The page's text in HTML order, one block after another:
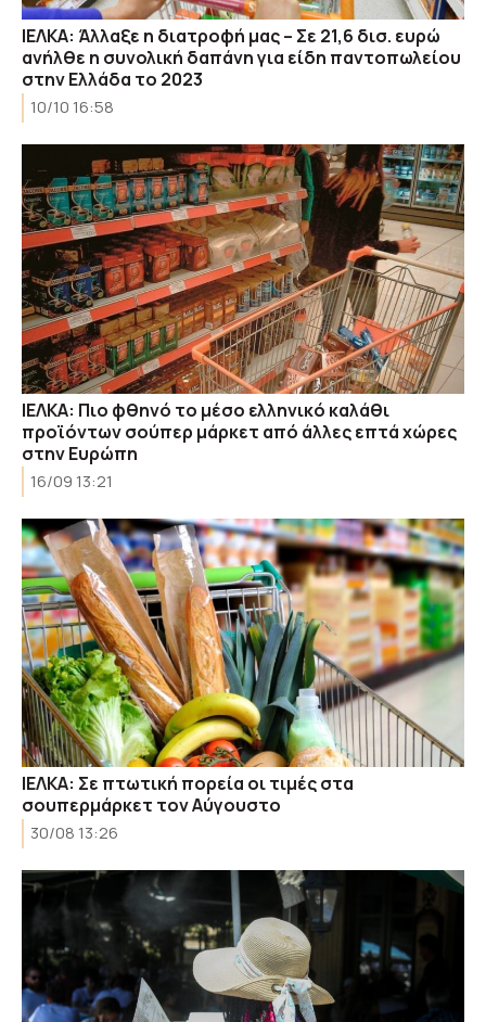
ΙΕΛΚΑ: Άλλαξε η διατροφή μας – Σε 21,6 δισ. ευρώ
ανήλθε η συνολική δαπάνη για είδη παντοπωλείου
στην Ελλάδα το 2023
10/10 16:58
IEΛΚΑ: Πιο φθηνό το μέσο ελληνικό καλάθι
προϊόντων σούπερ μάρκετ από άλλες επτά χώρες
στην Ευρώπη
16/09 13:21
ΙΕΛΚΑ: Σε πτωτική πορεία οι τιμές στα
σουπερμάρκετ τον Αύγουστο
30/08 13:26